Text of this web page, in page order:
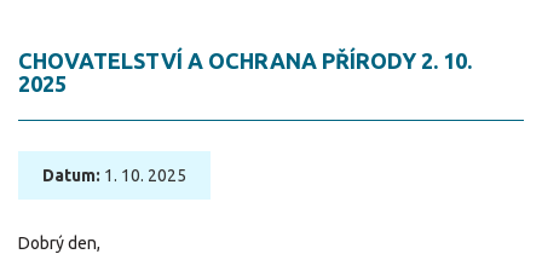
CHOVATELSTVÍ A OCHRANA PŘÍRODY 2. 10.
2025
Datum: 1. 10. 2025
Dobrý den,